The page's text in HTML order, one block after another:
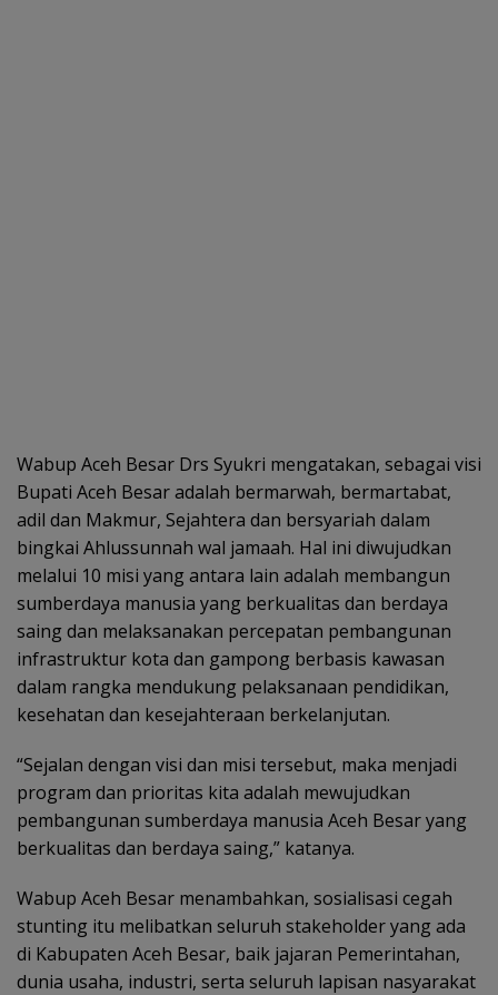
Wabup Aceh Besar Drs Syukri mengatakan, sebagai visi
Bupati Aceh Besar adalah bermarwah, bermartabat,
adil dan Makmur, Sejahtera dan bersyariah dalam
bingkai Ahlussunnah wal jamaah. Hal ini diwujudkan
melalui 10 misi yang antara lain adalah membangun
sumberdaya manusia yang berkualitas dan berdaya
saing dan melaksanakan percepatan pembangunan
infrastruktur kota dan gampong berbasis kawasan
dalam rangka mendukung pelaksanaan pendidikan,
kesehatan dan kesejahteraan berkelanjutan.
“Sejalan dengan visi dan misi tersebut, maka menjadi
program dan prioritas kita adalah mewujudkan
pembangunan sumberdaya manusia Aceh Besar yang
berkualitas dan berdaya saing,” katanya.
Wabup Aceh Besar menambahkan, sosialisasi cegah
stunting itu melibatkan seluruh stakeholder yang ada
di Kabupaten Aceh Besar, baik jajaran Pemerintahan,
dunia usaha, industri, serta seluruh lapisan nasyarakat